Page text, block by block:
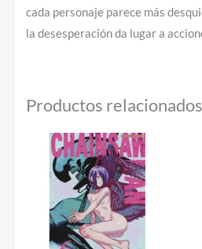
cada personaje parece más
la desesperación da lugar a
Productos relacionados